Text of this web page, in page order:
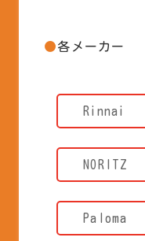
各メーカー
Rinnai
NORITZ
Paloma